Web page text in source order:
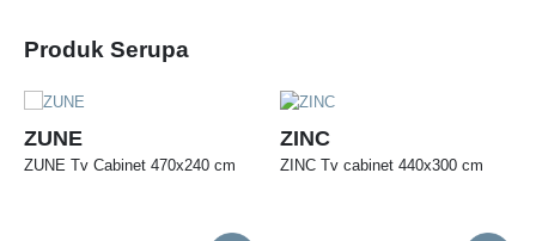
Produk Serupa
ZUNE
ZUNE Tv Cabinet 470x240 cm
ZINC
ZINC Tv cabinet 440x300 cm